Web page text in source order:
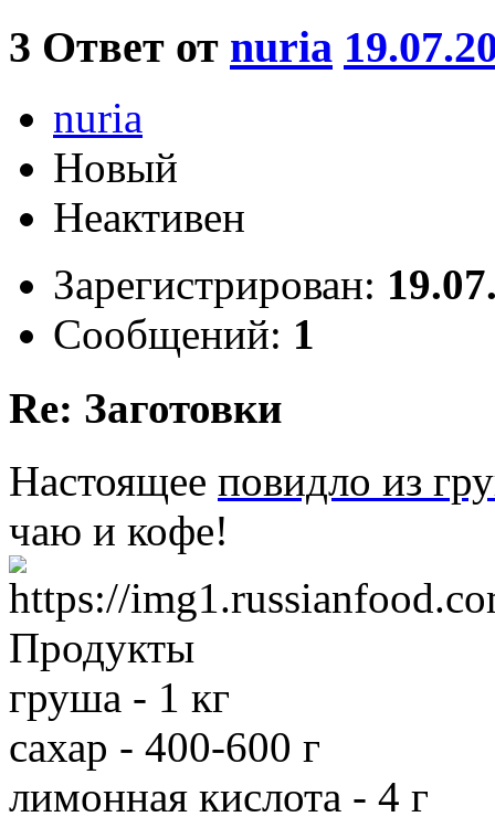
3 Ответ от nuria
nuria
Новый
Неактивен
Зарегистрирован:
Сообщений: 1
Re: Заготовки
Настоящее повидло из
чаю и кофе!
Продукты
груша - 1 кг
сахар - 400-600 г
лимонная кислота - 4 г